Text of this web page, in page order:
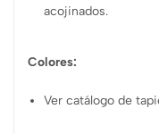
acojinados.
Colores:
Ver catálogo de